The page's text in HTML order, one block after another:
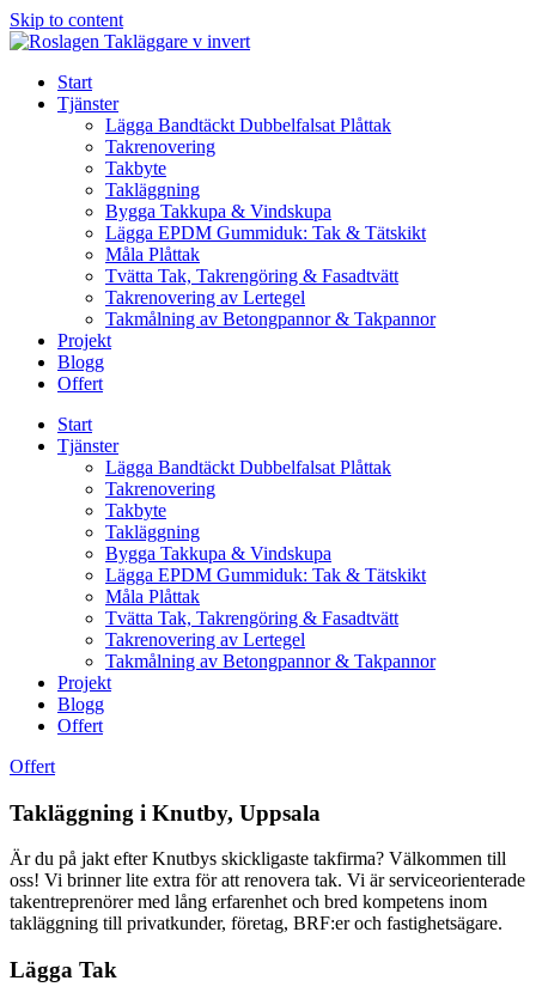
Skip to content
Start
Tjänster
Lägga Bandtäckt Dubbelfalsat Plåttak
Takrenovering
Takbyte
Takläggning
Bygga Takkupa & Vindskupa
Lägga EPDM Gummiduk: Tak & Tätskikt
Måla Plåttak
Tvätta Tak, Takrengöring & Fasadtvätt
Takrenovering av Lertegel
Takmålning av Betongpannor & Takpannor
Projekt
Blogg
Offert
Start
Tjänster
Lägga Bandtäckt Dubbelfalsat Plåttak
Takrenovering
Takbyte
Takläggning
Bygga Takkupa & Vindskupa
Lägga EPDM Gummiduk: Tak & Tätskikt
Måla Plåttak
Tvätta Tak, Takrengöring & Fasadtvätt
Takrenovering av Lertegel
Takmålning av Betongpannor & Takpannor
Projekt
Blogg
Offert
Offert
Takläggning i Knutby, Uppsala
Är du på jakt efter Knutbys skickligaste takfirma? Välkommen till
oss! Vi brinner lite extra för att renovera tak. Vi är serviceorienterade
takentreprenörer med lång erfarenhet och bred kompetens inom
takläggning till privatkunder, företag, BRF:er och fastighetsägare.
Lägga Tak